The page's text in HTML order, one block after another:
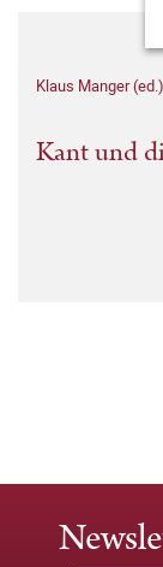
Klaus Manger (ed.)
Kant und